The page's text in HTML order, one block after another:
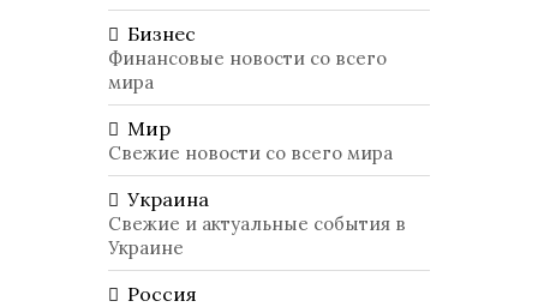
Бизнес
Финансовые новости со всего
мира
Мир
Свежие новости со всего мира
Украина
Свежие и актуальные события в
Украине
Россия